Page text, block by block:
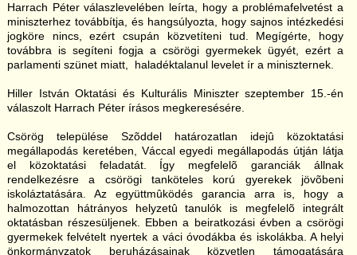
Harrach Péter válaszlevelében leírta, hogy a problémafelvetést a
miniszterhez továbbítja, és hangsúlyozta, hogy sajnos intézkedési
jogköre nincs, ezért csupán közvetíteni tud. Megígérte, hogy
továbbra is segíteni fogja a csörögi gyermekek ügyét, ezért a
parlamenti szünet miatt, haladéktalanul levelet ír a miniszternek.
Hiller István Oktatási és Kulturális Miniszter szeptember 15.-én
válaszolt Harrach Péter írásos megkeresésére.
Csörög települése Szõddel határozatlan idejû közoktatási
megállapodás keretében, Váccal egyedi megállapodás útján látja
el közoktatási feladatát. Így megfelelõ garanciák állnak
rendelkezésre a csörögi tanköteles korú gyerekek jövõbeni
iskoláztatására. Az együttmûködés garancia arra is, hogy a
halmozottan hátrányos helyzetû tanulók is megfelelõ integrált
oktatásban részesüljenek. Ebben a beiratkozási évben a csörögi
gyermekek felvételt nyertek a váci óvodákba és iskolákba. A helyi
önkormányzatok beruházásainak közvetlen támogatására